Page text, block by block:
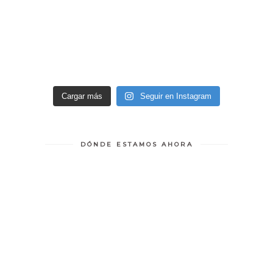
Cargar más Seguir en Instagram
DÓNDE ESTAMOS AHORA